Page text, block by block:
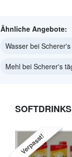
Ähnliche Angebote:
Wasser bei
Mehl bei Scherer's
Verpasst!